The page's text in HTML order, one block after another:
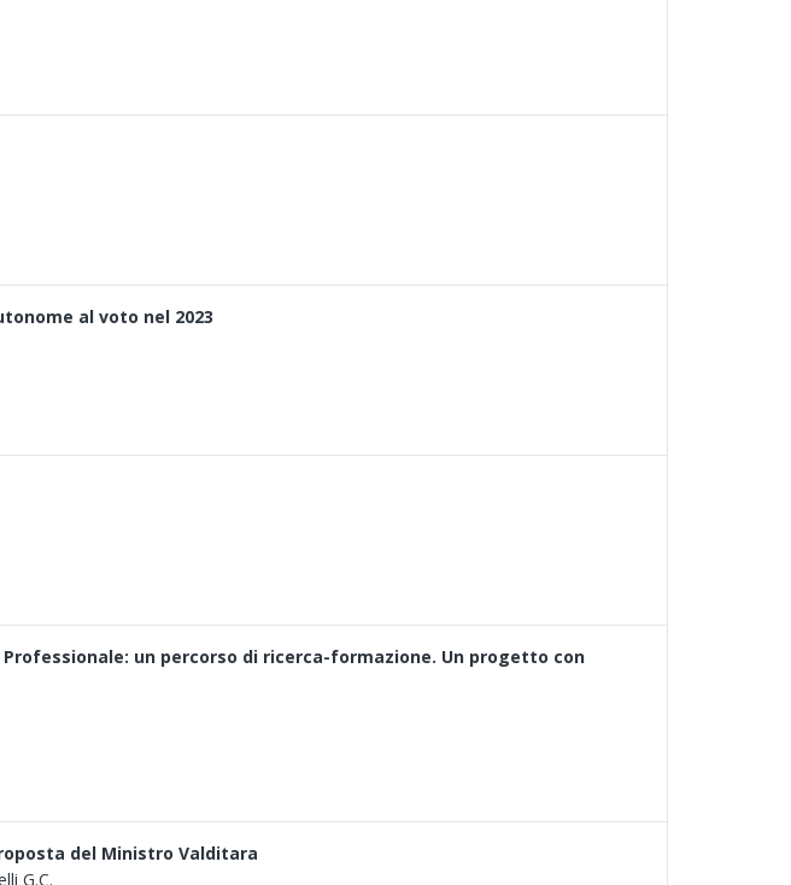
al voto nel 2023
un percorso di ricerca-formazione. Un progetto con
del Ministro Valditara
G.C.